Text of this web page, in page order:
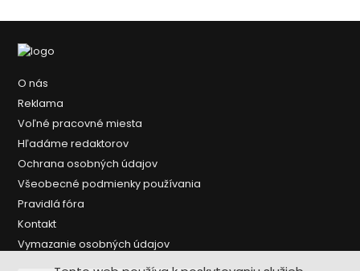
O nás
Reklama
Voľné pracovné miesta
Hľadáme redaktorov
Ochrana osobných údajov
Všeobecné podmienky používania
Pravidlá fóra
Kontakt
Vymazanie osobných údajov